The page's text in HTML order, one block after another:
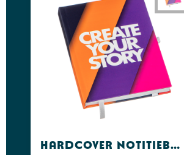
Hardcover Notitieboeken A6